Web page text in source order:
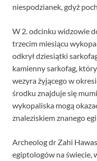
niespodzianek, gdyż
W 2. odcinku widzowie
trzecim miesiącu
odkrył dziesiątki
kamienny sarkofag,
wezyra żyjącego w
środku znajduje się
wykopaliska mogą
znaleziskiem znanego
Archeolog dr Zahi
egiptologów na świecie,